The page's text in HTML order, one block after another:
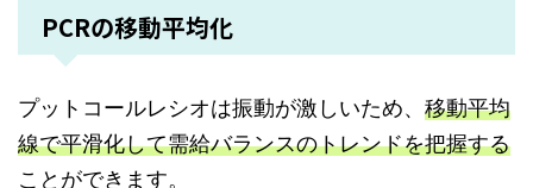
PCRの移動平均化
プットコールレシオは振動が激しいため、 移動平均
線で平滑化して需給バランスのトレンドを把握する
ことができます。